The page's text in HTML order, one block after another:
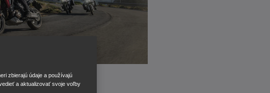
zbierajú údaje a používajú
a aktualizovať svoje voľby